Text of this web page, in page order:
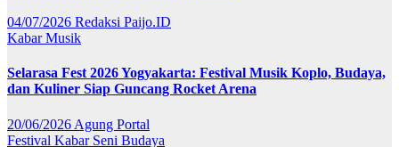
04/07/2026 Redaksi Paijo.ID
KabarMusik
Selarasa Fest 2026 Yogyakarta: Festival Musik Koplo, Budaya,
dan Kuliner Siap Guncang Rocket Arena
20/06/2026 Agung Portal
Festival Kabar Seni Budaya